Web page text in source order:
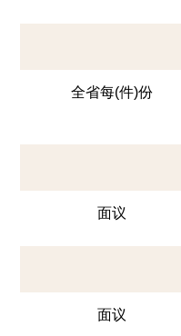
全省每(件)份
面议
面议